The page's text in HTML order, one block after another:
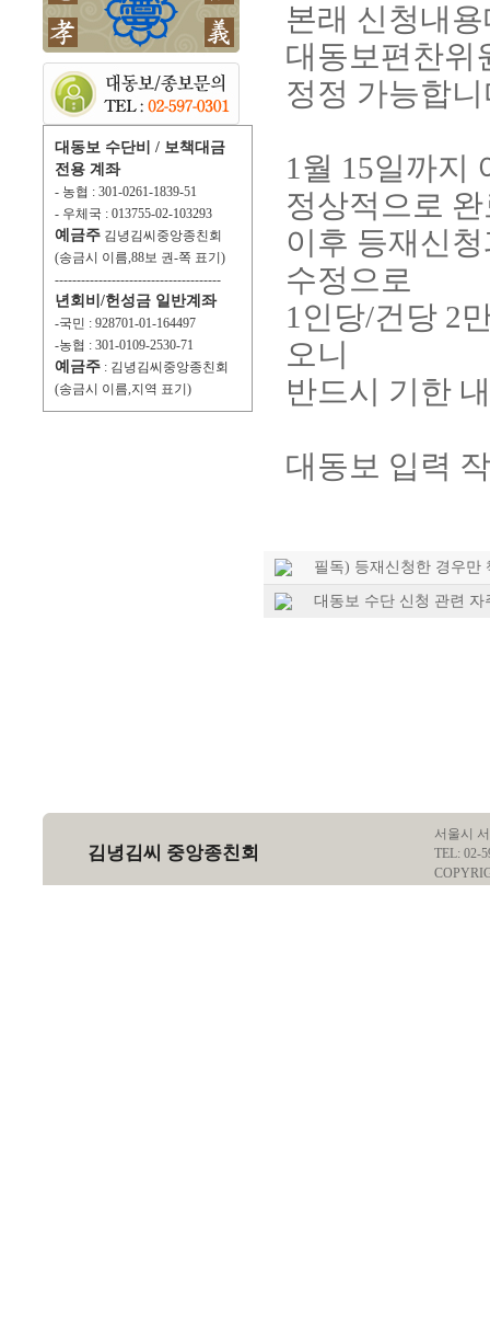
대동보 수단비 / 보책대금
전용 계좌
- 농협 : 301-0261-1839-51
- 우체국 : 013755-02-103293
예금주 김녕김씨중앙종친회
(송금시 이름,88보 권-쪽 표기)
--------------------------------------
년회비/헌성금 일반계좌
-국민 : 928701-01-164497
-농협 : 301-0109-2530-71
예금주 : 김녕김씨중앙종친회
(송금시 이름,지역 표기)
본래 신청내
대동보편찬위
정정 가능합니
1월 15일까지
정상적으로
이후 등재신
수정으로
1인당/건당 2
오니
반드시 기한
대동보 입력
필독) 등재신청한 경우만
대동보 수단 신청 관련
김녕김씨 중앙종친회
서울시
TEL: 02-